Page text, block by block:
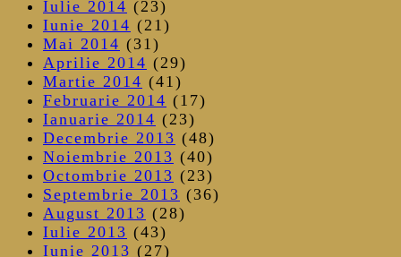
Iulie 2014 (23)
Iunie 2014 (21)
Mai 2014 (31)
Aprilie 2014 (29)
Martie 2014 (41)
Februarie 2014 (17)
Ianuarie 2014 (23)
Decembrie 2013 (48)
Noiembrie 2013 (40)
Octombrie 2013 (23)
Septembrie 2013 (36)
August 2013 (28)
Iulie 2013 (43)
Iunie 2013 (27)